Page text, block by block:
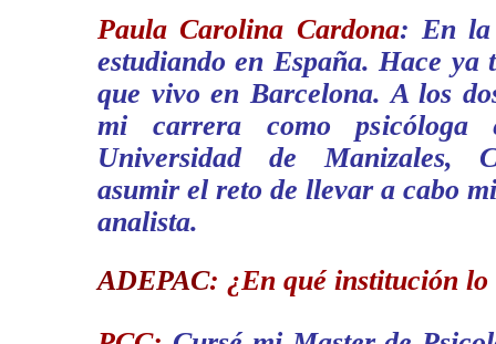
Paula Carolina Cardona: En la
estudiando en España. Hace ya
que vivo en Barcelona. A los
mi carrera como psicóloga
Universidad de Manizales,
asumir el reto de llevar a cabo
analista.
ADEPAC: ¿En qué institución lo